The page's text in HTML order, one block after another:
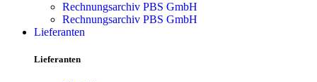
Rechnungsarchiv PBS GmbH
Rechnungsarchiv PBS GmbH
Lieferanten
Lieferanten